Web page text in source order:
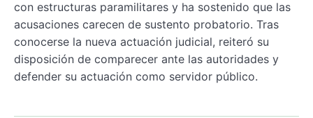
con estructuras paramilitares y ha sostenido que las
acusaciones carecen de sustento probatorio. Tras
conocerse la nueva actuación judicial, reiteró su
disposición de comparecer ante las autoridades y
defender su actuación como servidor público.